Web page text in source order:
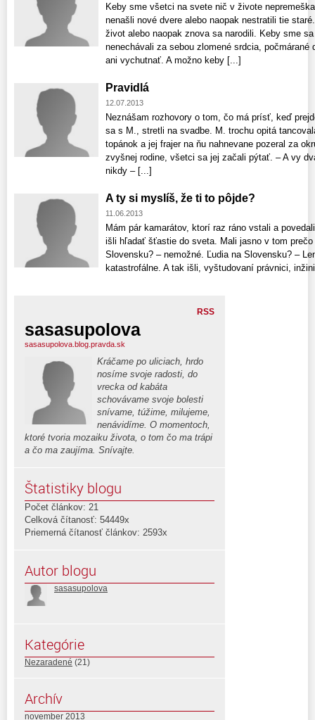
Keby sme všetci na svete nič v živote
nenašli nové dvere alebo naopak nestratili tie
život alebo naopak znova sa narodili. Keby sme
nenechávali za sebou zlomené srdcia,
ani vychutnať. A možno keby [...]
Pravidlá
12.07.2013
Neznášam rozhovory o tom, čo má prísť, keď
sa s M., stretli na svadbe. M. trochu opitá
topánok a jej frajer na ňu nahnevane pozeral za
zvyšnej rodine, všetci sa jej začali pýtať. – A vy
nikdy – [...]
A ty si myslíš, že ti to pôjde?
11.06.2013
Mám pár kamarátov, ktorí raz ráno vstali a
išli hľadať šťastie do sveta. Mali jasno v tom
Slovensku? – nemožné. Ľudia na Slovensku? –
katastrofálne. A tak išli, vyštudovaní právnici,
RSS
sasasupolova
sasasupolova.blog.pravda.sk
Kráčame po uliciach, hrdo
nosíme svoje radosti, do
vrecka od kabáta
schovávame svoje bolesti
snívame, túžime, milujeme,
nenávidíme. O momentoch,
ktoré tvoria mozaiku života, o tom čo ma trápi
a čo ma zaujíma. Snívajte.
Štatistiky blogu
Počet článkov: 21
Celková čítanosť: 54449x
Priemerná čítanosť článkov: 2593x
Autor blogu
sasasupolova
Kategórie
Nezaradené (21)
Archív
november 2013